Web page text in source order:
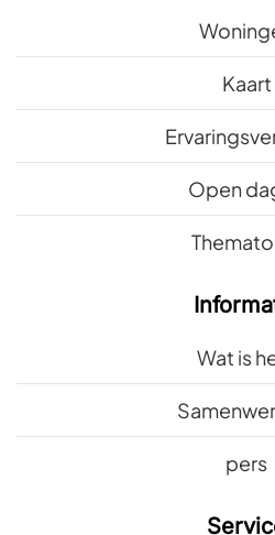
Kaart
Open
Wat is
pers